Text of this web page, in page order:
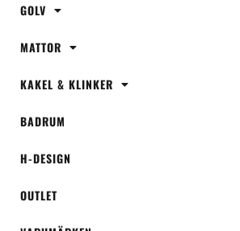
GOLV
MATTOR
KAKEL & KLINKER
BADRUM
H-DESIGN
OUTLET